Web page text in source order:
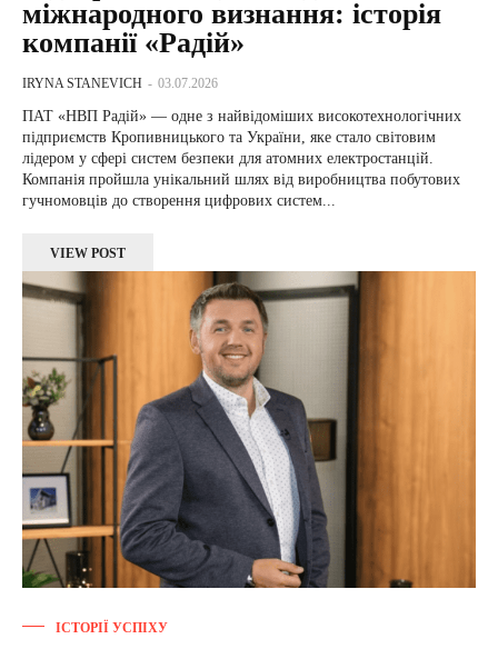
міжнародного визнання: історія
компанії «Радій»
IRYNA STANEVICH - 03.07.2026
ПАТ «НВП Радій» — одне з найвідоміших високотехнологічних
підприємств Кропивницького та України, яке стало світовим
лідером у сфері систем безпеки для атомних електростанцій.
Компанія пройшла унікальний шлях від виробництва побутових
гучномовців до створення цифрових систем...
VIEW POST
ІСТОРІЇ УСПІХУ